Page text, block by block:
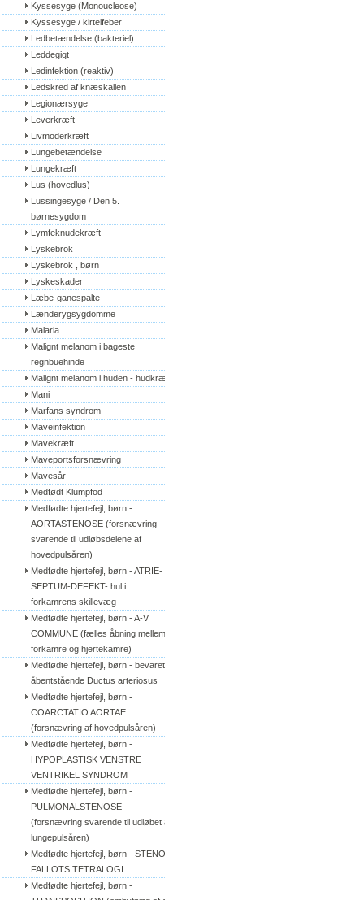
Kyssesyge (Monoucleose)
Kyssesyge / kirtelfeber
Ledbetændelse (bakteriel)
Leddegigt
Ledinfektion (reaktiv)
Ledskred af knæskallen
Legionærsyge
Leverkræft
Livmoderkræft
Lungebetændelse
Lungekræft
Lus (hovedlus)
Lussingesyge / Den 5.
børnesygdom
Lymfeknudekræft
Lyskebrok
Lyskebrok , børn
Lyskeskader
Læbe-ganespalte
Lænderygsygdomme
Malaria
Malignt melanom i bageste
regnbuehinde
Malignt melanom i huden - hudkræft
Mani
Marfans syndrom
Maveinfektion
Mavekræft
Maveportsforsnævring
Mavesår
Medfødt Klumpfod
Medfødte hjertefejl, børn -
AORTASTENOSE (forsnævring
svarende til udløbsdelene af
hovedpulsåren)
Medfødte hjertefejl, børn - ATRIE-
SEPTUM-DEFEKT- hul i
forkamrens skillevæg
Medfødte hjertefejl, børn - A-V
COMMUNE (fælles åbning mellem
forkamre og hjertekamre)
Medfødte hjertefejl, børn - bevaret/
åbentstående Ductus arteriosus
Medfødte hjertefejl, børn -
COARCTATIO AORTAE
(forsnævring af hovedpulsåren)
Medfødte hjertefejl, børn -
HYPOPLASTISK VENSTRE
VENTRIKEL SYNDROM
Medfødte hjertefejl, børn -
PULMONALSTENOSE
(forsnævring svarende til udløbet af
lungepulsåren)
Medfødte hjertefejl, børn - STENO
FALLOTS TETRALOGI
Medfødte hjertefejl, børn -